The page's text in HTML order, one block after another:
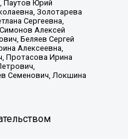
Паутов Юрий
Золотарева
Сергеевна,
Алексей
Беляев Сергей
Алексеевна,
Протасова Ирина
Семенович, Локшина